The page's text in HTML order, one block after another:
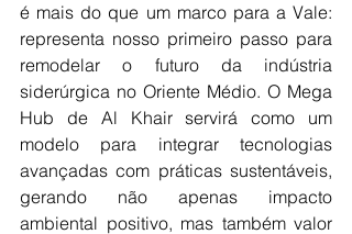
é mais do que um marco para a Vale:
representa nosso primeiro passo para
remodelar o futuro da indústria
siderúrgica no Oriente Médio. O Mega
Hub de Al Khair servirá como um
modelo para integrar tecnologias
avançadas com práticas sustentáveis,
gerando não apenas impacto
ambiental positivo, mas também valor